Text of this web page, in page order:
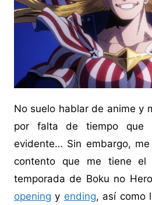
No suelo hablar de anime y
por falta de tiempo que
evidente… Sin embargo,
contento que me tiene
temporada de Boku no
opening y ending, así como